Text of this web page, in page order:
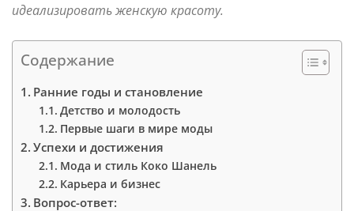
идеализировать женскую красоту.
Содержание
Ранние годы и становление
Детство и молодость
Первые шаги в мире моды
Успехи и достижения
Мода и стиль Коко Шанель
Карьера и бизнес
Вопрос-ответ: